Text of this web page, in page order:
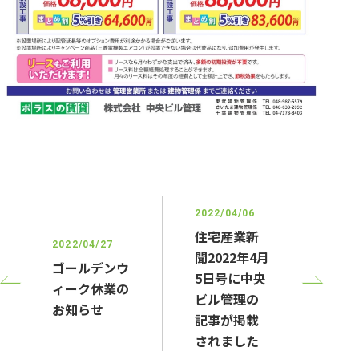
2022/04/27
ゴールデンウ
ィーク休業の
お知らせ
2022/04/06
住宅産業新
聞2022年4月
5日号に中央
ビル管理の
記事が掲載
されました